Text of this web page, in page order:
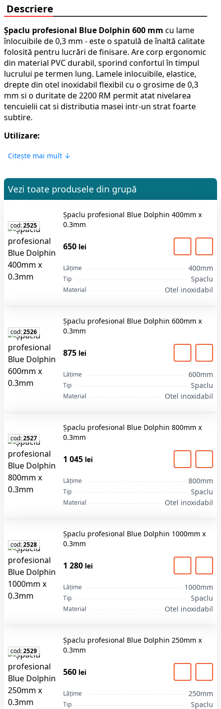
Descriere
Șpaclu profesional Blue Dolphin 600 mm cu lame
înlocuibile de 0,3 mm - este o spatulă de înaltă calitate
folosită pentru lucrări de finisare. Are corp ergonomic
din material PVC durabil, sporind confortul în timpul
lucrului pe termen lung. Lamele inlocuibile, elastice,
drepte din otel inoxidabil flexibil cu o grosime de 0,3
mm si o duritate de 2200 RM permit atat nivelarea
tencuielii cat si distributia masei intr-un strat foarte
subtire.
Utilizare:
Spatula Blue Dolphin este concepută pentru
și tavan pentru a crea un finisaj neted, precum și
pentru cei care doresc să pregătească perfect
suprafața pentru vopsire.
Ușor, cu mâner ergonomic și suprafață anti-
alunecare
Profil ușor de curățat – tratamentul profesional
previne lipirea reziduurilor de ipsos
Designul special previne căderea lamei în timpul
Șpaclu profesional Blue Dolphin 600mm x 0.3mm este
soluția profesională pentru lucrări de construcții și
renovare, oferind rezultate excelente. Ideal pentru
proiecte de construcție, acest produs poate fi
comandat rapid. Comandați pe stroimarket.md cu
livrare rapidă în Chișinău și toată Moldova.
Citește mai mult ↓
Vezi toate produsele din grupă
cod:2525
Șpaclu profesional Blue Dolphin 400mm x
0.3mm
650 lei
Lățime 400mm
Tip Spaclu
Material Otel inoxidabil
cod:2526
Șpaclu profesional Blue Dolphin 600mm x
0.3mm
875 lei
Lățime 600mm
Tip Spaclu
Material Otel inoxidabil
cod:2527
Șpaclu profesional Blue Dolphin 800mm x
0.3mm
1 045 lei
Lățime 800mm
Tip Spaclu
Material Otel inoxidabil
cod:2528
Șpaclu profesional Blue Dolphin 1000mm x
0.3mm
1 280 lei
Lățime 1000mm
Tip Spaclu
Material Otel inoxidabil
cod:2529
Șpaclu profesional Blue Dolphin 250mm x
0.3mm
560 lei
Lățime 250mm
Tip Spaclu